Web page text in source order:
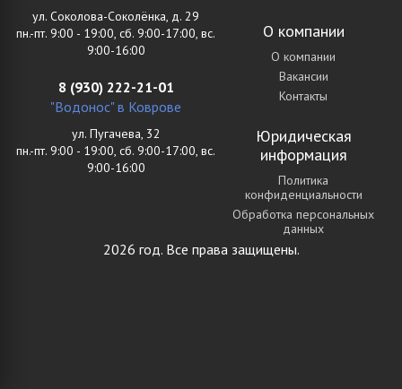
ул. Соколова-Соколёнка, д. 29
пн.-пт. 9:00 - 19:00, сб. 9:00-17:00, вс.
9:00-16:00
8 (930) 222-21-01
"Водонос" в Коврове
ул. Пугачева, 32
пн.-пт. 9:00 - 19:00, сб. 9:00-17:00, вс.
9:00-16:00
О компании
О компании
Вакансии
Контакты
Юридическая
информация
Политика
конфиденциальности
Обработка персональных
данных
2026 год. Все права защищены.